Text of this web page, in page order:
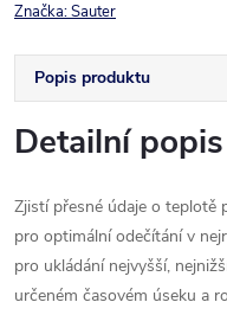
Značka:Sauter
Popis produktu
Detailní
Zjistí přesné údaje o teplotě
pro optimální odečítání v
pro ukládání nejvyšší,
určeném časovém úseku a